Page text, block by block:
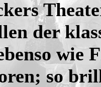
der
wie
so